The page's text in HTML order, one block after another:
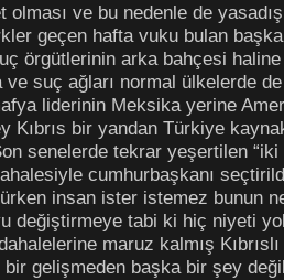
ve bu nedenle de
geçen hafta vuku bulan
örgütlerinin arka bahçesi
suç ağları normal ülkelerde
liderinin Meksika yerine
Kıbrıs bir yandan Türkiye
senelerde tekrar yeşertilen “iki
cumhurbaşkanı
insan ister istemez bunun
tabi ki hiç niyeti
maruz kalmış
gelişmeden başka bir şey